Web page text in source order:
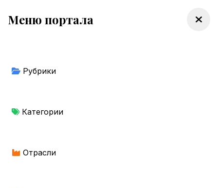
Меню портала
Рубрики
Категории
Отрасли